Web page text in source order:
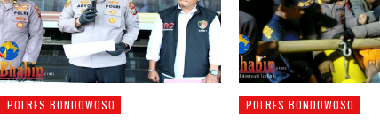
POLRES BONDOWOSO POLRES BONDOWOSO